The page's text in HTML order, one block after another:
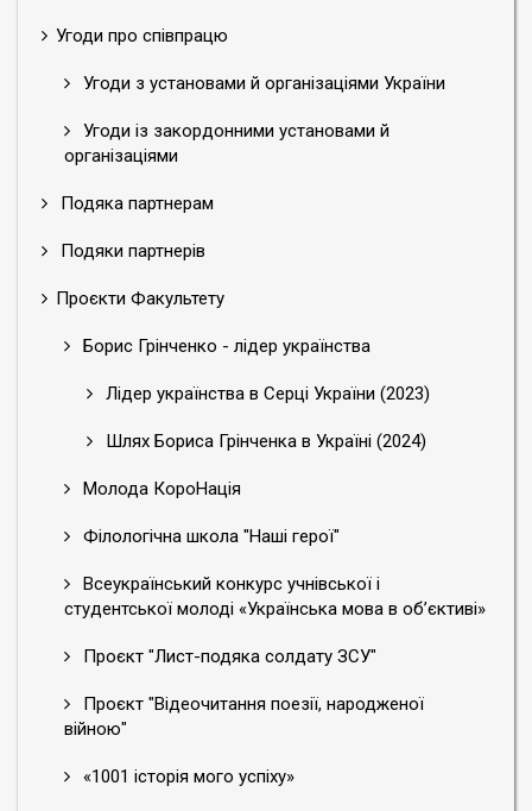
Угоди про співпрацю
Угоди з установами й організаціями України
Угоди із закордонними установами й
організаціями
Подяка партнерам
Подяки партнерів
Проєкти Факультету
Борис Грінченко - лідер українства
Лідер українства в Серці України (2023)
Шлях Бориса Грінченка в Україні (2024)
Молода КороНація
Філологічна школа "Наші герої"
Всеукраїнський конкурс учнівської і
студентської молоді «Українська мова в об’єктиві»
Проєкт "Лист-подяка солдату ЗСУ"
Проєкт "Відеочитання поезії, народженої
війною"
«1001 історія мого успіху»